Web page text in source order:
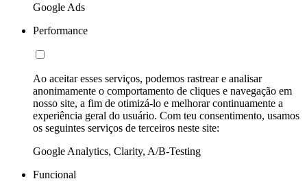
Google Ads
Performance
Ao aceitar esses serviços, podemos rastrear e analisar
anonimamente o comportamento de cliques e navegação em
nosso site, a fim de otimizá-lo e melhorar continuamente a
experiência geral do usuário. Com teu consentimento, usamos
os seguintes serviços de terceiros neste site:
Google Analytics, Clarity, A/B-Testing
Funcional